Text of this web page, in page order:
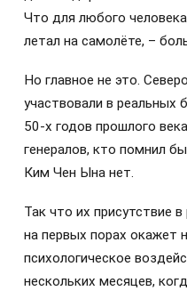
Что для любого
летал на самолёте, –
Но главное не это.
участвовали в реальных
50-х годов прошлого
генералов, кто помнил
Ким Чен Ына нет.
Так что их присутствие
на первых порах окажет
психологическое
нескольких месяцев,